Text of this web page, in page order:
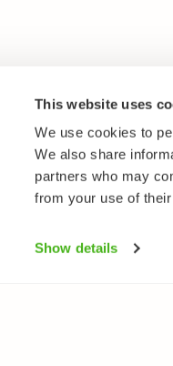
This website uses
We use cookies to
We also share
partners who may
from your use of
Show details